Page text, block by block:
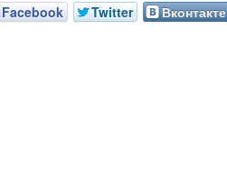
Facebook Twitter Вконтакте